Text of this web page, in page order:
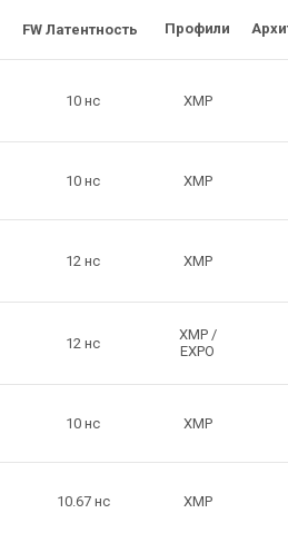
FW Латентность Профили
10 нс XMP
10 нс XMP
12 нс XMP
12 нс
XMP/
EXPO
10 нс XMP
10.67 нс XMP